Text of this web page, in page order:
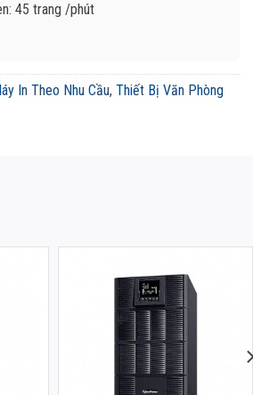
45 trang /phút
In Theo Nhu Cầu, Thiết Bị Văn Phòng